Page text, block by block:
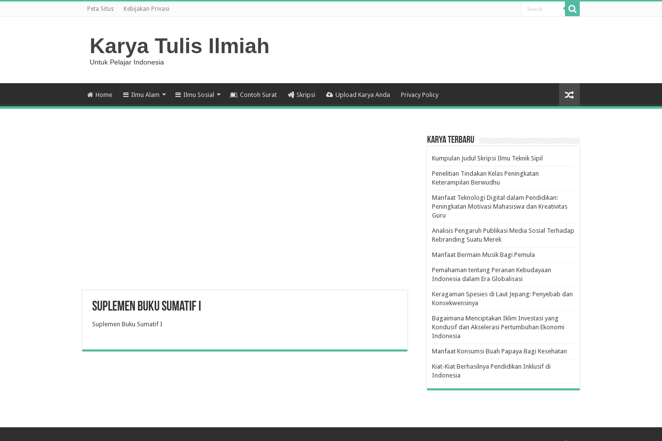
Peta Situs Kebijakan Privasi
Karya Tulis Ilmiah
Untuk Pelajar Indonesia
Home Ilmu Alam Ilmu Sosial Contoh Surat Skripsi Upload Karya Anda Privacy Policy
Suplemen Buku Sumatif I
Suplemen Buku Sumatif I
Karya Terbaru
Kumpulan Judul Skripsi Ilmu Teknik Sipil
Penelitian Tindakan Kelas Peningkatan
Keterampilan Berwudhu
Manfaat Teknologi Digital dalam Pendidikan:
Peningkatan Motivasi Mahasiswa dan Kreativitas
Guru
Analisis Pengaruh Publikasi Media Sosial Terhadap
Rebranding Suatu Merek
Manfaat Bermain Musik Bagi Pemula
Pemahaman tentang Peranan Kebudayaan
Indonesia dalam Era Globalisasi
Keragaman Spesies di Laut Jepang: Penyebab dan
Konsekwensinya
Bagaimana Menciptakan Iklim Investasi yang
Kondusif dan Akselerasi Pertumbuhan Ekonomi
Indonesia
Manfaat Konsumsi Buah Papaya Bagi Kesehatan
Kiat-Kiat Berhasilnya Pendidikan Inklusif di
Indonesia